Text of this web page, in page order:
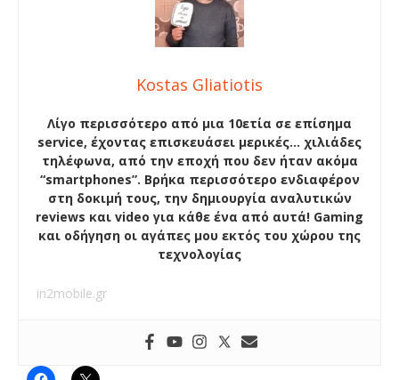
Kostas Gliatiotis
Λίγο περισσότερο από μια 10ετία σε επίσημα
service, έχοντας επισκευάσει μερικές… χιλιάδες
τηλέφωνα, από την εποχή που δεν ήταν ακόμα
“smartphones”. Βρήκα περισσότερο ενδιαφέρον
στη δοκιμή τους, την δημιουργία αναλυτικών
reviews και video για κάθε ένα από αυτά! Gaming
και οδήγηση οι αγάπες μου εκτός του χώρου της
τεχνολογίας
in2mobile.gr